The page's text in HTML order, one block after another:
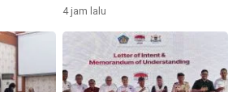
4 jam lalu